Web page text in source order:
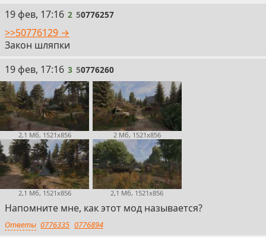
2
19 фев, 17:16 2 50776257
>>50776129 →
Закон шляпки
3
19 фев, 17:16 3 50776260
2,1 Мб, 1521x856 2 Мб, 1521x856
2,1 Мб, 1521x856 2,1 Мб, 1521x856
Напомните мне, как этот мод называется?
Ответы 0776335 0776894